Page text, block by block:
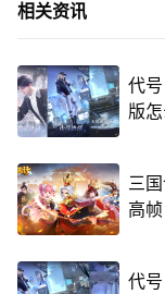
相关资讯
代
版
三
高
代